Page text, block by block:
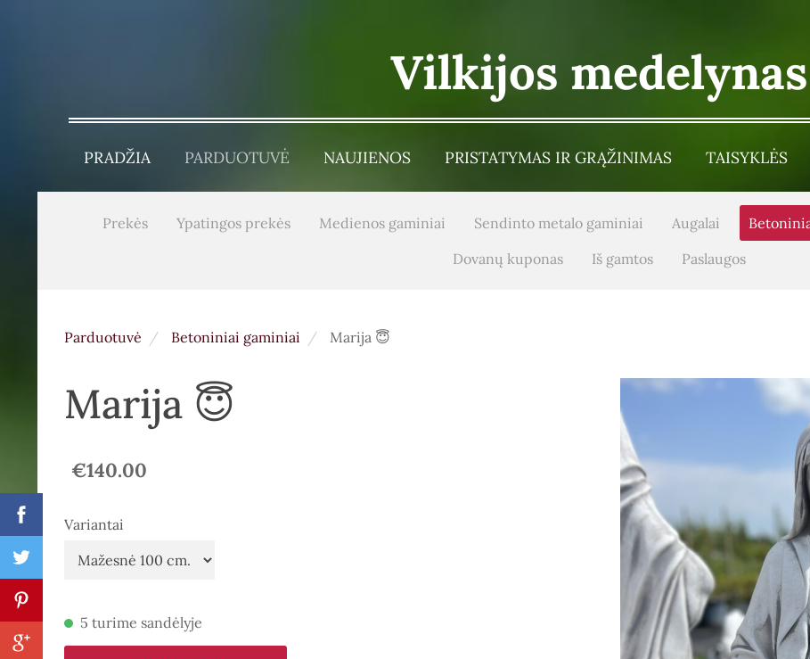
Vilkijos medelynas
PRADŽIA PARDUOTUVĖ NAUJIENOS PRISTATYMAS IR GRĄŽINIMAS TAISYKLĖS
Prekės Ypatingos prekės Medienos gaminiai Sendinto metalo gaminiai Augalai
Dovanų kuponas
Iš gamtos Paslaugos
Parduotuvė Betoniniai gaminiai Marija 😇
Marija 😇
€140.00
Variantai
5 turime sandėlyje